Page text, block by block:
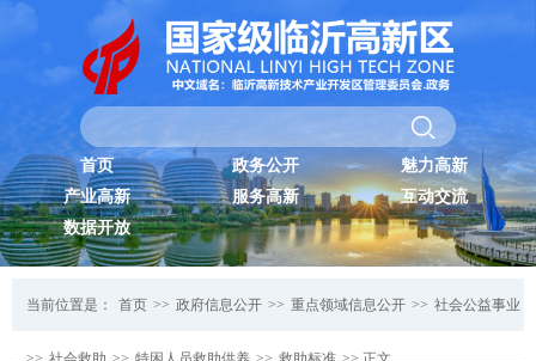
首页 政务公开
魅力高新
产业高新
服务高新
互动交流
数据开放
当前位置是： 首页 >> 政府信息公开 >> 重点领域信息公开 >> 社会公益事业